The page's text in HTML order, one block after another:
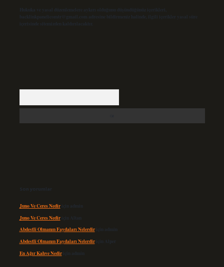
Hukuka ve yasal düzenlemelere aykırı olduğunu düşündüğünüz içerikleri,
backlinkpanelicomtr@gmail.com adresine bildirmeniz halinde, ilgili içerikler yasal süre
içerisinde sitemizden kaldırılacaktır.
Son yorumlar
Juno Ve Ceres Nediriçin admin
Juno Ve Ceres Nediriçin Altan
Abdestli Olmanın Faydaları Nelerdiriçin admin
Abdestli Olmanın Faydaları Nelerdiriçin Alper
En Ağır Kahve Nediriçin admin